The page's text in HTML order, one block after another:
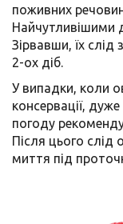
поживних
Найчутливішими
Зірвавши, їх слід
2-ох діб.
У випадки, коли
консервації,
погоду
Після цього
миття під